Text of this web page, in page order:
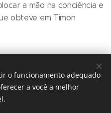
a mão na conciência e
obteve em Timon
guitarra foi quebrada na
o funcionamento adequado
a você a melhor